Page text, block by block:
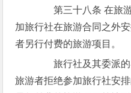
第三十八条 在旅游
加旅行社在旅游合同之外
者另行付费的旅游项目。
旅行社及其委派的
旅游者拒绝参加旅行社安